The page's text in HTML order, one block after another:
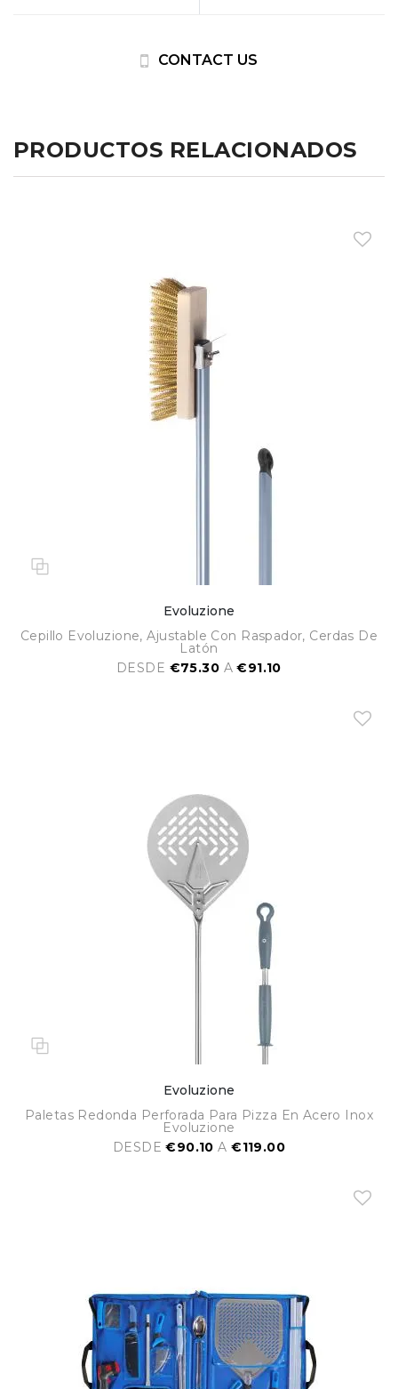
CONTACT US
PRODUCTOS RELACIONADOS
Evoluzione
Cepillo Evoluzione, Ajustable Con Raspador, Cerdas De
Latón
DESDE €75.30 A€91.10
Evoluzione
Paletas Redonda Perforada Para Pizza En Acero Inox
Evoluzione
DESDE€90.10A€119.00